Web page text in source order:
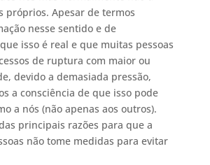
próprios. Apesar de termos
nesse sentido e de
isso é real e que muitas pessoas
de ruptura com maior ou
devido a demasiada pressão,
a consciência de que isso pode
a nós (não apenas aos outros).
principais razões para que a
não tome medidas para evitar